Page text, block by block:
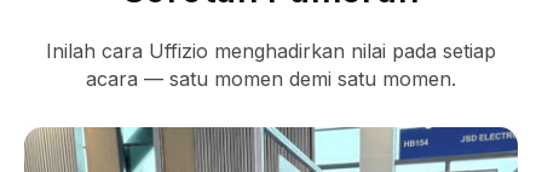
Inilah cara Uffizio menghadirkan nilai pada setiap
acara — satu momen demi satu momen.